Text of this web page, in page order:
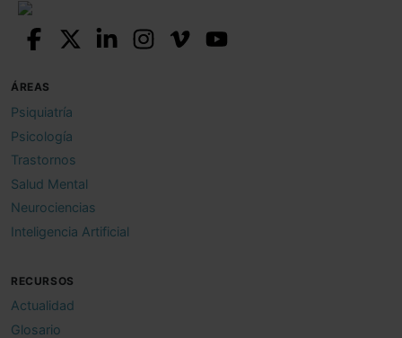
ÁREAS
Psiquiatría
Psicología
Trastornos
Salud Mental
Neurociencias
Inteligencia Artificial
RECURSOS
Actualidad
Glosario